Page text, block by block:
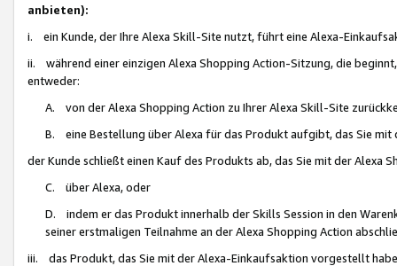
anbieten):
i. ein Kunde, der Ihre Alexa Skill-Site nutzt, führt eine Alexa-
ii. während einer einzigen Alexa Shopping Action-Sitzung, die
entweder:
A. von der Alexa Shopping Action zu Ihrer Alexa Skill-Site
B. eine Bestellung über Alexa für das Produkt aufgibt, das Sie mit
der Kunde schließt einen Kauf des Produkts ab, das Sie mit der Alexa
C. über Alexa, oder
D. indem er das Produkt innerhalb der Skills Session in den
seiner erstmaligen Teilnahme an der Alexa Shopping Action
iii. das Produkt, das Sie mit der Alexa-Einkaufsaktion vorgestellt